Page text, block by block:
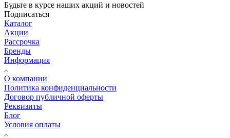
Будьте в курсе наших акций и новостей
Подписаться
Каталог
Акции
Рассрочка
Бренды
Информация
О компании
Политика конфиденциальности
Договор публичной оферты
Реквизиты
Блог
Условия оплаты